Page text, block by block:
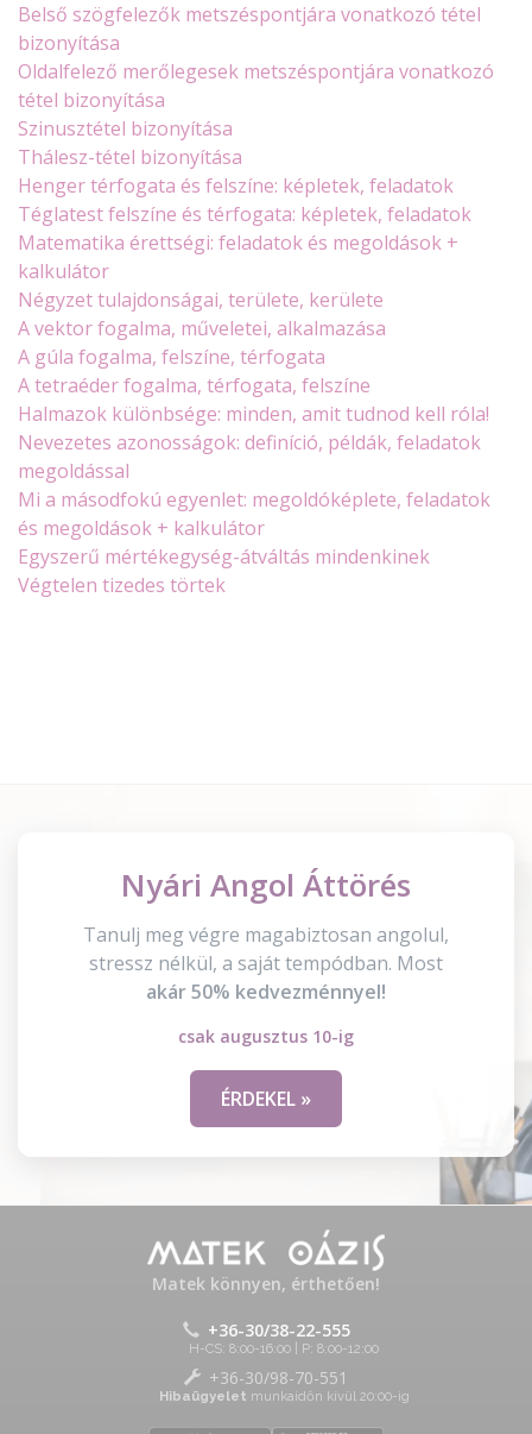
Belső szögfelezők metszéspontjára vonatkozó tétel
bizonyítása
Oldalfelező merőlegesek metszéspontjára vonatkozó
tétel bizonyítása
Szinusztétel bizonyítása
Thálesz-tétel bizonyítása
Henger térfogata és felszíne: képletek, feladatok
Téglatest felszíne és térfogata: képletek, feladatok
Matematika érettségi: feladatok és megoldások +
kalkulátor
Négyzet tulajdonságai, területe, kerülete
A vektor fogalma, műveletei, alkalmazása
A gúla fogalma, felszíne, térfogata
A tetraéder fogalma, térfogata, felszíne
Halmazok különbsége: minden, amit tudnod kell róla!
Nevezetes azonosságok: definíció, példák, feladatok
megoldással
Mi a másodfokú egyenlet: megoldóképlete, feladatok
és megoldások + kalkulátor
Egyszerű mértékegység-átváltás mindenkinek
Végtelen tizedes törtek
Nyári Angol Áttörés
Tanulj meg végre magabiztosan angolul,
stressz nélkül, a saját tempódban. Most
akár 50% kedvezménnyel!
csak augusztus 10-ig
ÉRDEKEL »
Matek könnyen, érthetően!
+36-30/38-22-555
H-CS: 8:00-16:00 | P: 8:00-12:00
+36-30/98-70-551
Hibaügyelet munkaidőn kívül 20:00-ig